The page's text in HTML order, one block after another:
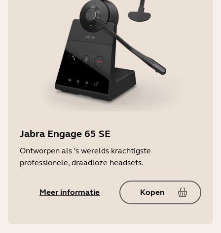
Jabra Engage 65 SE
Ontworpen als 's werelds krachtigste
professionele, draadloze headsets.
Meer informatie Kopen